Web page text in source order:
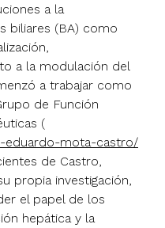
a la
biliares (BA) como
a la modulación del
a trabajar como
de Función
(
eduardo-mota-castro/
de Castro,
propia investigación,
el papel de los
hepática y la